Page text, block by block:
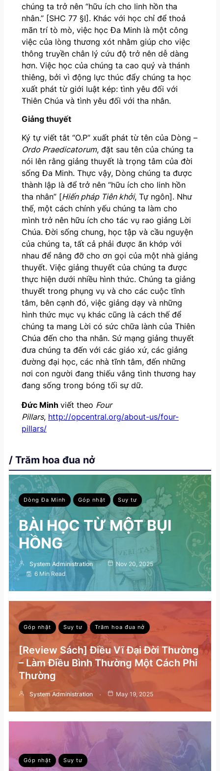
chúng ta trở nên “hữu ích cho linh hồn tha
nhân.” [SHC 77 §I]. Khác với học chỉ để thoả
mãn trí tò mò, việc học Đa Minh là một công
việc của lòng thương xót nhằm giúp cho việc
thông truyền chân lý cứu độ trở nên dễ dàng
hơn. Việc học của chúng ta cao quý và thánh
thiêng, bởi vì động lực thúc đẩy chúng ta học
xuất phát từ giới luật kép: tình yêu đối với
Thiên Chúa và tình yêu đối với tha nhân.
Giảng thuyết
Ký tự viết tắt “O.P” xuất phát từ tên của Dòng –
Ordo Praedicatorum, đặt sau tên của chúng ta
nói lên rằng giảng thuyết là trọng tâm của đời
sống Đa Minh. Thực vậy, Dòng chúng ta được
thành lập là để trở nên “hữu ích cho linh hồn
tha nhân” [Hiến pháp Tiên khởi, Tự ngôn]. Như
thế, một cách chính yếu chúng ta làm cho
mình trở nên hữu ích cho tác vụ rao giảng Lời
Chúa. Đời sống chung, học tập và cầu nguyện
của chúng ta, tất cả phải được ăn khớp với
nhau để nâng đỡ cho ơn gọi của một nhà giảng
thuyết. Việc giảng thuyết của chúng ta được
thực hiện dưới nhiều hình thức. Chúng ta giảng
thuyết trong phụng vụ và cho các cuộc tĩnh
tâm, bên cạnh đó, việc giảng dạy và những
hình thức mục vụ khác cũng là cách thế để
chúng ta mang Lời có sức chữa lành của Thiên
Chúa đến cho tha nhân. Sứ mạng giảng thuyết
đưa chúng ta đến với các giáo xứ, các giảng
đường đại học, các nhà tĩnh tâm, đến những
nơi con người đang thiếu vắng tình thương hay
đang sống trong bóng tối sự dữ.
Đức Minh viết theo Four
Pillars, http://opcentral.org/about-us/four-
pillars/
/ Trăm hoa đua nở
Dòng Đa Minh Góp nhặt Suy tư
BÀI HỌC TỪ MỘT BỤI
HỒNG
System Administration
Nov 20, 2025
6 Min Read
Góp nhặt Suy tư Trăm hoa đua nở
[Review Sách] Điều Vĩ Đại Đời Thường
– Làm Điều Bình Thường Một Cách Phi
Thường
System Administration May 19, 2025
Góp nhặt Suy tư